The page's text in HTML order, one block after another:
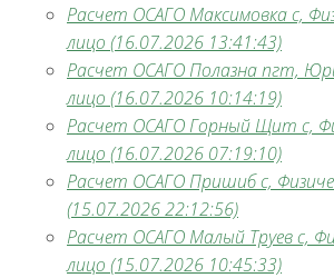
Расчет ОСАГО Максимовка с,
лицо (16.07.2026 13:41:43)
Расчет ОСАГО Полазна пгт,
лицо (16.07.2026 10:14:19)
Расчет ОСАГО Горный Щит с,
лицо (16.07.2026 07:19:10)
Расчет ОСАГО Пришиб с,
(15.07.2026 22:12:56)
Расчет ОСАГО Малый Труев с,
лицо (15.07.2026 10:45:33)